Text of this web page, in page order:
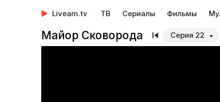
Liveam.tv ТВ Сериалы Фильмы
Майор Сковорода Серия 22